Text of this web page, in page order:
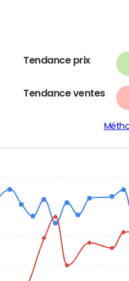
Tendance prix
Tendance ventes